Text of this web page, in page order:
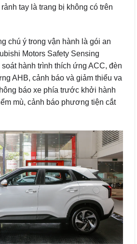
tay là trang bị không có trên
chú ý trong vận hành là gói an
Motors Safety Sensing
hành trình thích ứng ACC, đèn
AHB, cảnh báo và giảm thiểu va
báo xe phía trước khởi hành
mù, cảnh báo phương tiện cắt